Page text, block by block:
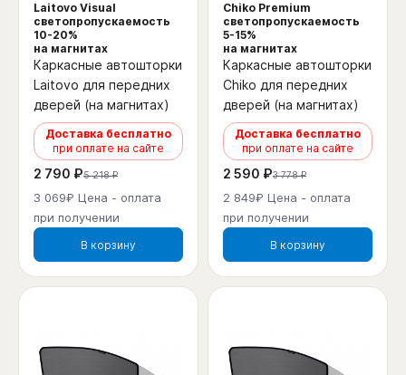
Laitovo Visual
светопропускаемость
10-20%
на магнитах
Каркасные автошторки
Laitovo для передних
дверей (на магнитах)
Доставка бесплатно
при оплате на сайте
2 790 ₽5 218 ₽
3 069₽ Цена - оплата
при получении
В корзину
Chiko Premium
светопропускаемость
5-15%
на магнитах
Каркасные автошторки
Chiko для передних
дверей (на магнитах)
Доставка бесплатно
при оплате на сайте
2 590 ₽3 778 ₽
2 849₽ Цена - оплата
при получении
В корзину